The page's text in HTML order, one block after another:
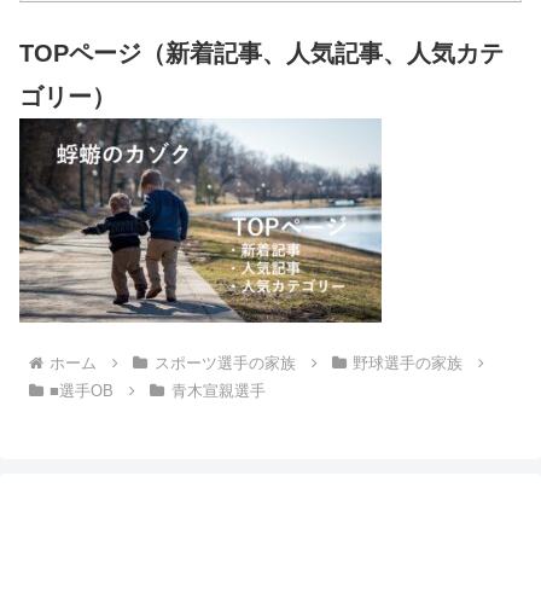
TOPページ（新着記事、人気記事、人気カテ
ゴリー）
ホーム スポーツ選手の家族
野球選手の家族
■選手OB
青木宣親選手